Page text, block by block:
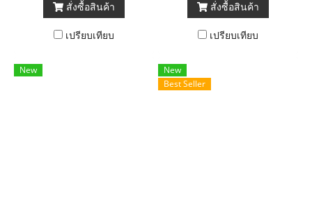
สั่งซื้อสินค้า
เปรียบเทียบ
สั่งซื้อสินค้า
เปรียบเทียบ
New
New
Best Seller